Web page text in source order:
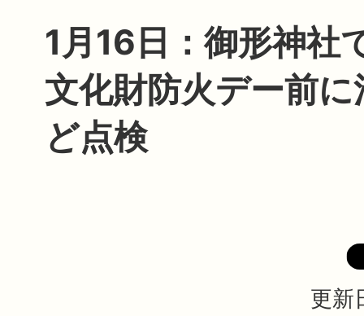
1月16日：御形神社
文化財防火デー前
ど点検
更新